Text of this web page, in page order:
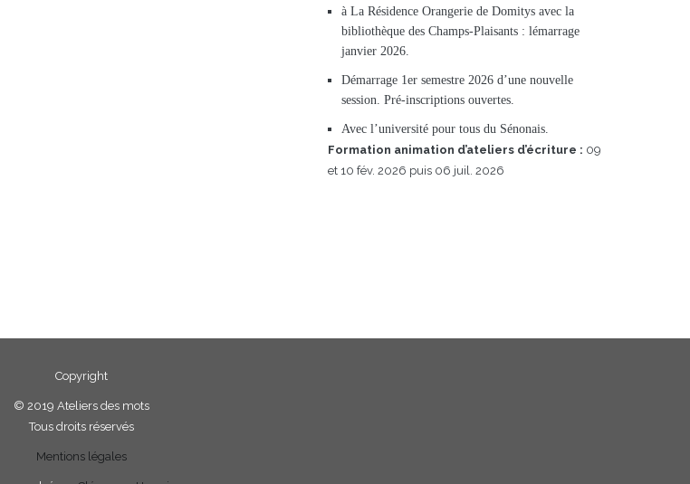
à La Résidence Orangerie de Domitys avec la
bibliothèque des Champs-Plaisants : lémarrage
janvier 2026.
Démarrage 1er semestre 2026 d’une nouvelle
session. Pré-inscriptions ouvertes.
Avec l’université pour tous du Sénonais.
Formation animation d’ateliers d’écriture : 09
et 10 fév. 2026 puis 06 juil. 2026
Copyright
© 2019 Ateliers des mots
Tous droits réservés
Mentions légales